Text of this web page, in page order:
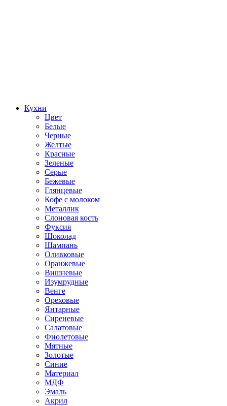
Кухни
Цвет
Белые
Черные
Желтые
Красные
Зеленые
Серые
Бежевые
Глянцевые
Кофе с молоком
Металлик
Слоновая кость
Фуксия
Шоколад
Шампань
Оливковые
Оранжевые
Вишневые
Изумрудные
Венге
Ореховые
Янтарные
Сиреневые
Салатовые
Фиолетовые
Мятные
Золотые
Синие
Материал
МДФ
Эмаль
Акрил